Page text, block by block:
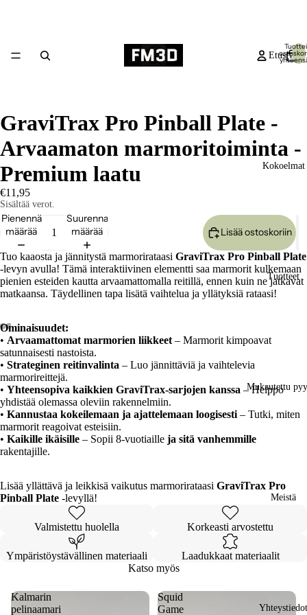
Etusivu
Kokoelmat
Tuotteet
Mukautettu
Meistä
Yhteystiedot
Avaa
kuva
koko
näytön
tilassa
Avaa
kuva
koko
näytön
tilassa
Avaa
kuva
koko
näytön
tilassa
Avaa
kuva
koko
näytön
tilassa
Avaa
kuva
koko
näytön
tilassa
Avaa
kuva
koko
näytön
tilassa
Avaa
kuva
koko
näytön
tilassa
Avaa
kuva
koko
näytön
tilassa
GraviTrax Pro Pinball Plate -
Arvaamaton marmoritoiminta -
Premium laatu
€11,95
Sisältää verot.
Pienennä
määrää
Suurenna
määrää
Lisää ostoskoriin
Tuo kaaosta ja jännitystä marmorirataasi GraviTrax Pro Pinball Plate
-levyn avulla! Tämä interaktiivinen elementti saa marmorit kulkemaan
pienien esteiden kautta arvaamattomalla reitillä, ennen kuin ne jatkavat
matkaansa. Täydellinen tapa lisätä vaihtelua ja yllätyksiä rataasi!
Ominaisuudet:
• Arvaamattomat marmorien liikkeet – Marmorit kimpoavat
satunnaisesti nastoista.
• Strateginen reitinvalinta – Luo jännittäviä ja vaihtelevia
marmorireittejä.
• Yhteensopiva kaikkien GraviTrax-sarjojen kanssa – Helppo
yhdistää olemassa oleviin rakennelmiin.
• Kannustaa kokeilemaan ja ajattelemaan loogisesti – Tutki, miten
marmorit reagoivat esteisiin.
• Kaikille ikäisille – Sopii 8-vuotiaille ja sitä vanhemmille
rakentajille.
Lisää yllättävä ja leikkisä vaikutus marmorirataasi GraviTrax Pro
Pinball Plate -levyllä!
Valmistettu huolella Korkeasti arvostettu
Ympäristöystävällinen materiaali
Laadukkaat materiaalit
Katso myös
Kalmarin
pelinaamari
Squid
Game